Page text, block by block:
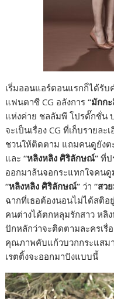
เริ่มออนแอร์ตอนแรกก็ได้รั
แฟนตาซี CG อลังการ“มักก
แห่งค่าย ชลลัมพี โปรดั๊กชั่น
จะเป็นเรื่อง CG ที่เก็บรายล
ชวนให้ติดตาม แถมคนดูยังต
และ“หลิงหลิง ศิริลักษณ์” ที่ป
ออกมาล้นจอกระแทกใจคน
“หลิงหลิง ศิริลักษณ์” ว่า“สว
ฉากที่เธอต้องนอนไม่ได้สติอ
คนต่างได้ตกหลุมรักสาว หลิ
ปักหลักว่าจะติดตามละครเรื่
คุณภาพคับแก้วบวกกระแสม
เรตติ้งจะออกมาปังแบบนี้